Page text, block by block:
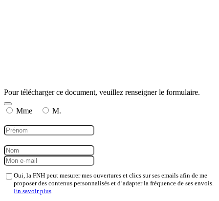
Pour télécharger ce document, veuillez renseigner le formulaire.
Mme M.
Oui, la FNH peut mesurer mes ouvertures et clics sur ses emails afin de me
proposer des contenus personnalisés et d’adapter la fréquence de ses envois.
En savoir plus